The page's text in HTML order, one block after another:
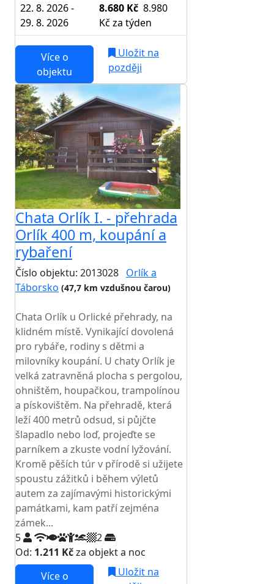
22. 8. 2026 -
29. 8. 2026
8.680 Kč 8.980
Kč za týden
Více o
objektu
Uložit na
později
Chata Orlík I. - přehrada
Orlík 400 m, koupání a
rybaření
Číslo objektu: 2013028 Orlík a
Táborsko (47,7 km vzdušnou čarou)
Chata Orlík u Orlické přehrady, na
klidném místě. Vynikající dovolená
pro rybáře, rodiny s dětmi a
milovníky koupání. U chaty Orlík je
velká zatravněná plocha s pergolou,
ohništěm, houpačkou, trampolínou
a pískovištěm. Na přehradě, která
leží 400 metrů odsud, si půjčte
šlapadlo nebo loď, projeďte se
parníkem a zkuste vodní lyžování.
Kromě pěších túr v přírodě si užijete
spoustu zážitků i během výletů
autem za zajímavými historickými
památkami, kam patří zejména
zámek...
5
2
Od: 1.211 Kčza objekt a noc
Více o
Uložit na